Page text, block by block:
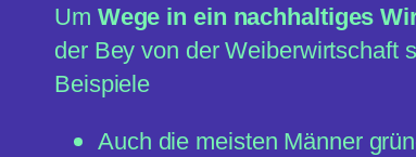
Um Wege in ein nachhaltiges
der Bey von der Weiberwirtschaft
Beispiele
Auch die meisten Männer